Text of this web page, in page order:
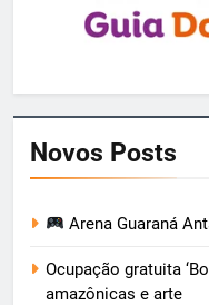
Novos Posts
Arena Guaraná
Ocupação gratuita
amazônicas e arte